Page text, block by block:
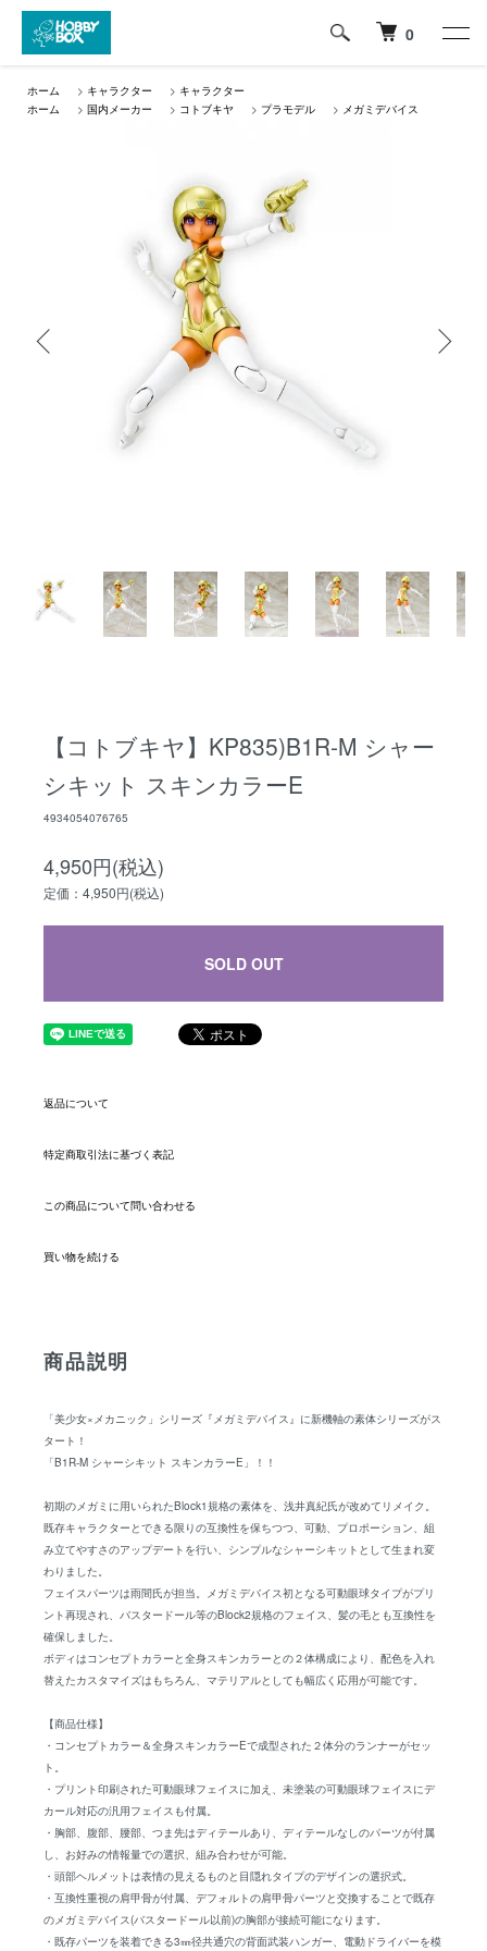
0
ホーム > キャラクター > キャラクター
ホーム
> 国内メーカー > コトブキヤ > プラモデル > メガミデバイス
【コトブキヤ】KP835)B1R-M シャー
シキット スキンカラーE
4934054076765
4,950円(税込)
定価：4,950円(税込)
SOLD OUT
返品について
特定商取引法に基づく表記
この商品について問い合わせる
買い物を続ける
商品説明
「美少女×メカニック」シリーズ『メガミデバイス』に新機軸の素体シリーズがス
タート！
「B1R-M シャーシキット スキンカラーE」！！
初期のメガミに用いられたBlock1規格の素体を、浅井真紀氏が改めてリメイク。
既存キャラクターとできる限りの互換性を保ちつつ、可動、プロポーション、組
み立てやすさのアップデートを行い、シンプルなシャーシキットとして生まれ変
わりました。
フェイスパーツは雨間氏が担当。メガミデバイス初となる可動眼球タイプがプリ
ント再現され、バスタードール等のBlock2規格のフェイス、髪の毛とも互換性を
確保しました。
ボディはコンセプトカラーと全身スキンカラーとの２体構成により、配色を入れ
替えたカスタマイズはもちろん、マテリアルとしても幅広く応用が可能です。
【商品仕様】
・コンセプトカラー＆全身スキンカラーEで成型された２体分のランナーがセッ
ト。
・プリント印刷された可動眼球フェイスに加え、未塗装の可動眼球フェイスにデ
カール対応の汎用フェイスも付属。
・胸部、腹部、腰部、つま先はディテールあり、ディテールなしのパーツが付属
し、お好みの情報量での選択、組み合わせが可能。
・頭部ヘルメットは表情の見えるものと目隠れタイプのデザインの選択式。
・互換性重視の肩甲骨が付属、デフォルトの肩甲骨パーツと交換することで既存
のメガミデバイス(バスタードール以前)の胸部が接続可能になります。
・既存パーツを装着できる3㎜径共通穴の背面武装ハンガー、電動ドライバーを模